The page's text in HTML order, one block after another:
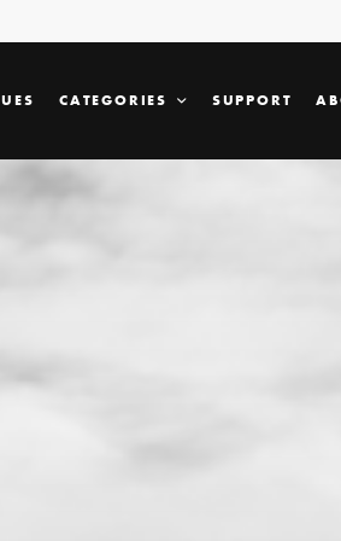
CATEGORIES SUPPORT